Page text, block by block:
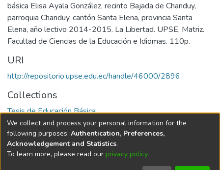
básica Elisa Ayala González, recinto Bajada de Chanduy,
parroquia Chanduy, cantón Santa Elena, provincia Santa
Elena, año lectivo 2014-2015. La Libertad. UPSE, Matriz.
Facultad de Ciencias de la Educación e Idiomas. 110p.
URI
http://repositorio.upse.edu.ec/handle/46000/2896
Collections
Tesis de Educación Básica
Full item page
DSpace softwarecopyright © 2002-2026
We collect and process your personal information for the
following purposes: Authentication, Preferences,
Acknowledgement and Statistics.
To learn more, please read our privacy policy.